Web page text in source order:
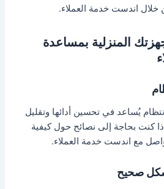
اندست خدمة العملاء.
المنزلية بمساعدة
يُساعد في تحسين أدائها وتقليل
كنت بحاجة إلى نصائح حول كيفية
مع اندست خدمة العملاء.